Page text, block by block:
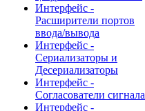
Интерфейс -
Расширители портов
ввода/вывода
Интерфейс -
Сериализаторы и
Десериализаторы
Интерфейс -
Согласователи сигнала
Интерфейс -